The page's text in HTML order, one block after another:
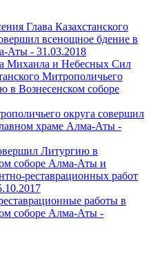
Глава Казахстанского
всенощное бдение в
Аты - 31.03.2018
Михаила и Небесных Сил
Митрополичьего
в Вознесенском соборе
округа совершил
храме Алма-Аты -
Литургию в
соборе Алма-Аты и
реставрационных работ
работы в
соборе Алма-Аты -